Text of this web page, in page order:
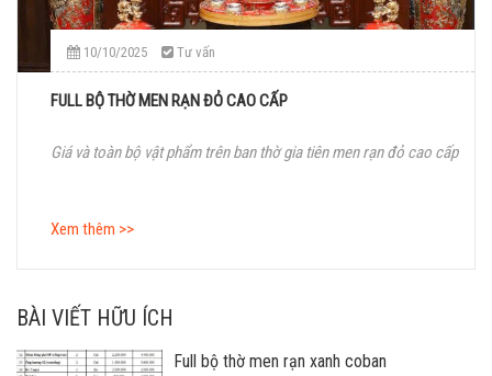
10/10/2025 Tư vấn
FULL BỘ THỜ MEN RẠN ĐỎ CAO CẤP
Giá và toàn bộ vật phẩm trên ban thờ gia tiên men rạn đỏ cao cấp
Xem thêm >>
BÀI VIẾT HỮU ÍCH
Full bộ thờ men rạn xanh coban